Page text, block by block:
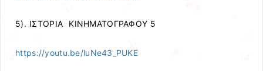
5). ΙΣΤΟΡΙΑ ΚΙΝΗΜΑΤΟΓΡΑΦΟΥ 5
https://youtu.be/luNe43_PUKE